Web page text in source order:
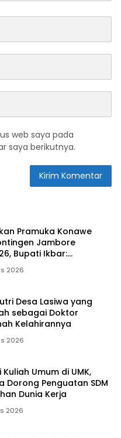
web saya pada
saya berikutnya.
Pramuka Konawe
Jambore
Bupati Ikbar:
Generasi Muda
dan Berprestasi
2026
Desa Lasiwa yang
sebagai Doktor
Kelahirannya
2026
Kuliah Umum di UMK,
Dorong Penguatan SDM
Dunia Kerja
2026